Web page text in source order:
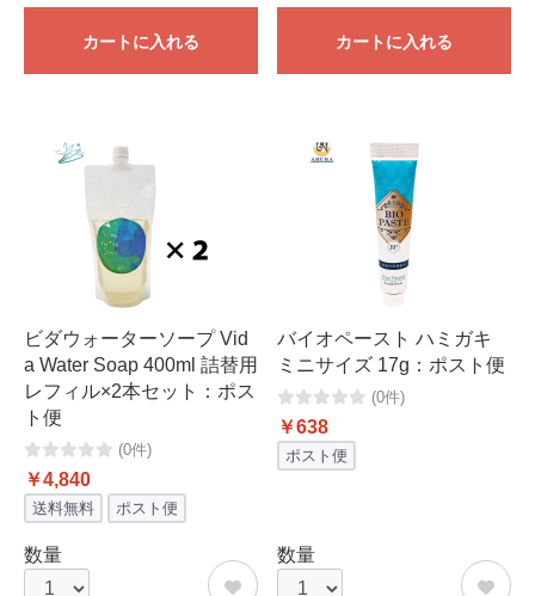
カートに入れる カートに入れる
ビダウォーターソープ Vid
a Water Soap 400ml 詰替用
レフィル×2本セット：ポス
ト便
(0件)
￥4,840
送料無料 ポスト便
数量
バイオペースト ハミガキ
ミニサイズ 17g：ポスト便
(0件)
￥638
ポスト便
数量